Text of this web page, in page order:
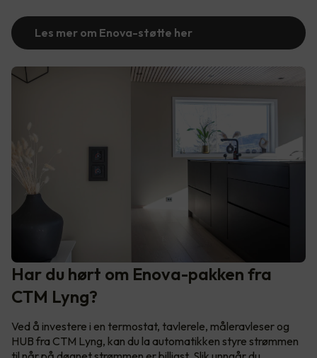
Les mer om Enova-støtte her
Har du hørt om Enova-pakken fra
CTM Lyng?
Ved å investere i en termostat, tavlerele, måleravleser og
HUB fra CTM Lyng, kan du la automatikken styre strømmen